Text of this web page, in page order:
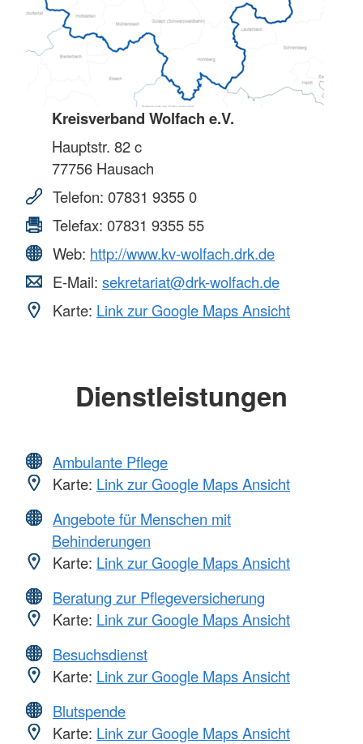
Kreisverband Wolfach e.V.
Hauptstr. 82 c
77756 Hausach
Telefon: 07831 9355 0
Telefax: 07831 9355 55
Web: http://www.kv-wolfach.drk.de
E-Mail: sekretariat@drk-wolfach.de
Karte: Link zur Google Maps Ansicht
Dienstleistungen
Ambulante Pflege
Karte: Link zur Google Maps Ansicht
Angebote für Menschen mit
Behinderungen
Karte: Link zur Google Maps Ansicht
Beratung zur Pflegeversicherung
Karte: Link zur Google Maps Ansicht
Besuchsdienst
Karte: Link zur Google Maps Ansicht
Blutspende
Karte: Link zur Google Maps Ansicht